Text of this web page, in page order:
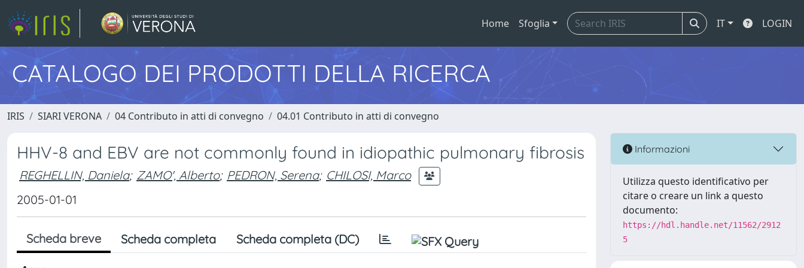
Home Sfoglia IT LOGIN
CATALOGO DEI PRODOTTI DELLA RICERCA
IRIS SIARI VERONA 04 Contributo in atti di convegno 04.01 Contributo in atti di convegno
HHV-8 and EBV are not commonly found in idiopathic pulmonary fibrosis
REGHELLIN, Daniela; ZAMO', Alberto; PEDRON, Serena; CHILOSI, Marco
2005-01-01
Scheda breve Scheda completa Scheda completa (DC)
Informazioni
Utilizza questo identificativo per
citare o creare un link a questo
documento:
https://hdl.handle.net/11562/2912
5